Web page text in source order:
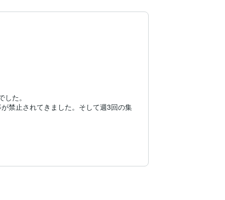
た。
禁止されてきました。そして週3回の集
現在はカウンセラーをしております。